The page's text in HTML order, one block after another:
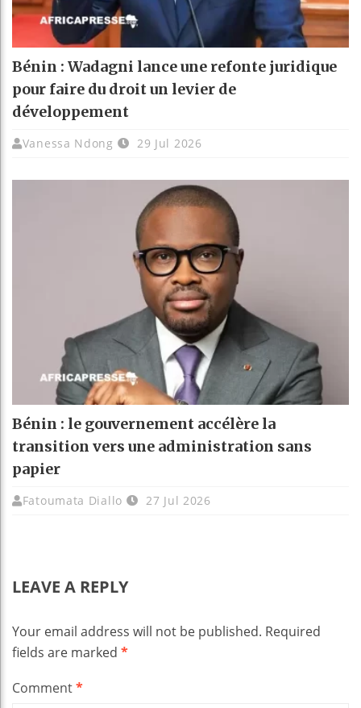
Bénin : Wadagni lance une refonte juridique
pour faire du droit un levier de
développement
Vanessa Ndong 29 Jul 2026
Bénin : le gouvernement accélère la
transition vers une administration sans
papier
Fatoumata Diallo 27 Jul 2026
LEAVE A REPLY
Your email address will not be published. Required
fields are marked *
Comment*